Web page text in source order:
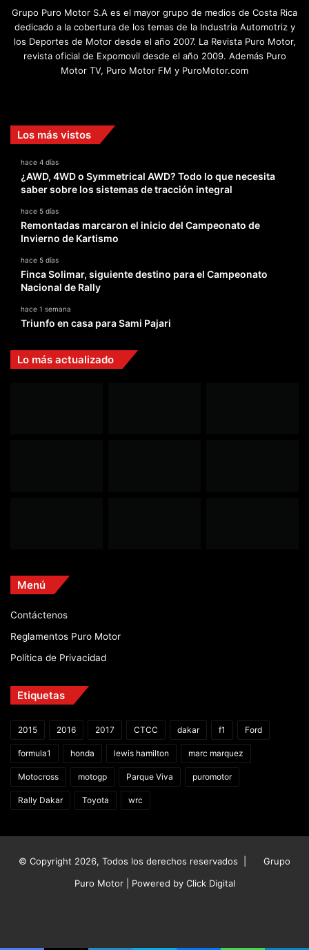
Grupo Puro Motor S.A es el mayor grupo de medios de Costa Rica
dedicado a la cobertura de los temas de la Industria Automotriz y
los Deportes de Motor desde el año 2007. La Revista Puro Motor,
revista oficial de Expomovil desde el año 2009. Además Puro
Motor TV, Puro Motor FM y PuroMotor.com
Los más vistos
hace 4 días
¿AWD, 4WD o Symmetrical AWD? Todo lo que necesita
saber sobre los sistemas de tracción integral
hace 5 días
Remontadas marcaron el inicio del Campeonato de
Invierno de Kartismo
hace 5 días
Finca Solimar, siguiente destino para el Campeonato
Nacional de Rally
hace 1 semana
Triunfo en casa para Sami Pajari
Lo más actualizado
Menú
Contáctenos
Reglamentos Puro Motor
Política de Privacidad
Etiquetas
2015 2016 2017 CTCC dakar f1 Ford
formula1 honda lewis hamilton marc marquez
Motocross motogp Parque Viva puromotor
Rally Dakar Toyota wrc
© Copyright 2026, Todos los derechos reservados |
Grupo
Puro Motor | Powered by Click Digital